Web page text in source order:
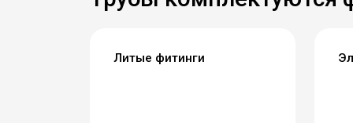
Литые фитинги